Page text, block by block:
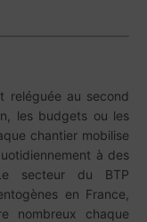
reléguée au second
les budgets ou les
chantier mobilise
à des
secteur du BTP
en France,
nombreux chaque